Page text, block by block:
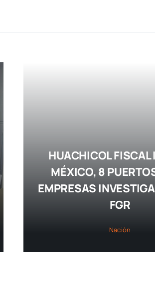
HUACHICOL FISCAL
MÉXICO, 8
EMPRESAS
FGR
Nación